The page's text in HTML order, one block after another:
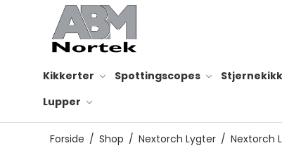
Kikkerter Spottingscopes
Lupper
Forside / Shop / Nextorch Lygter / Nextorch